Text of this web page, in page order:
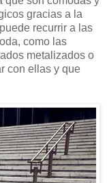
gracias a la
recurrir a las
como las
metalizados o
con ellas y que